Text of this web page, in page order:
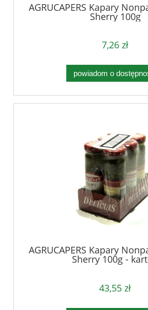
AGRUCAPERS Kapary
Sherry 100g
7,26 zł
powiadom o
AGRUCAPERS Kapary
Sherry 100g -
43,55 zł